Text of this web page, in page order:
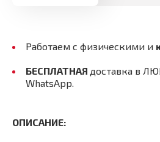
Работаем с физическими и
БЕСПЛАТНАЯ доставка в
WhatsApp.
ОПИСАНИЕ: